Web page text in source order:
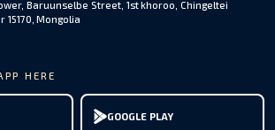
Baruunselbe Street, 1st khoroo, Chingeltei
Mongolia
HERE
GOOGLE PLAY